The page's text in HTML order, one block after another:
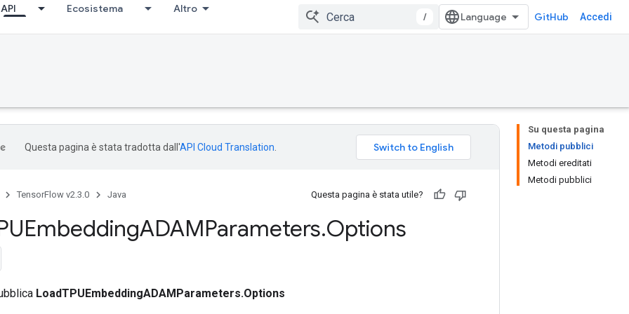
API Ecosistema Altro
/ GitHub Accedi
Su questa pagina
Metodi pubblici
Metodi ereditati
Metodi pubblici
Questa pagina è stata tradotta dall'API Cloud Translation
TensorFlow v2.3.0 Java Questa pagina è stata utile?
ADAMParameters.Options
LoadTPUEmbeddingADAMParameters.Options